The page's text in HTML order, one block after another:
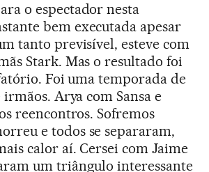
o espectador nesta
bem executada apesar
tanto previsível, esteve com
Stark. Mas o resultado foi
Foi uma temporada de
Arya com Sansa e
reencontros. Sofremos
e todos se separaram,
calor aí. Cersei com Jaime
um triângulo interessante